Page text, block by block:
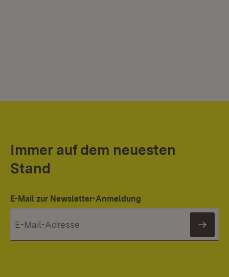
Immer auf dem neuesten
Stand
E-Mail zur Newsletter-Anmeldung